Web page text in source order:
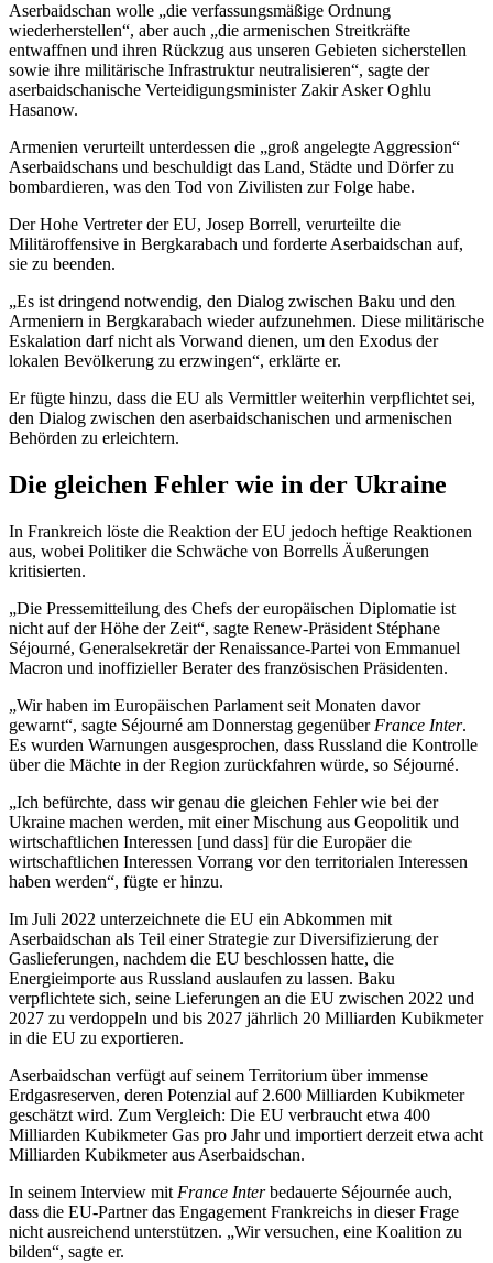
Aserbaidschan wolle „die verfassungsmäßige Ordnung
wiederherstellen“, aber auch „die armenischen Streitkräfte
entwaffnen und ihren Rückzug aus unseren Gebieten sicherstellen
sowie ihre militärische Infrastruktur neutralisieren“, sagte der
aserbaidschanische Verteidigungsminister Zakir Asker Oghlu
Hasanow.
Armenien verurteilt unterdessen die „groß angelegte Aggression“
Aserbaidschans und beschuldigt das Land, Städte und Dörfer zu
bombardieren, was den Tod von Zivilisten zur Folge habe.
Der Hohe Vertreter der EU, Josep Borrell, verurteilte die
Militäroffensive in Bergkarabach und forderte Aserbaidschan auf,
sie zu beenden.
„Es ist dringend notwendig, den Dialog zwischen Baku und den
Armeniern in Bergkarabach wieder aufzunehmen. Diese militärische
Eskalation darf nicht als Vorwand dienen, um den Exodus der
lokalen Bevölkerung zu erzwingen“, erklärte er.
Er fügte hinzu, dass die EU als Vermittler weiterhin verpflichtet sei,
den Dialog zwischen den aserbaidschanischen und armenischen
Behörden zu erleichtern.
Die gleichen Fehler wie in der Ukraine
In Frankreich löste die Reaktion der EU jedoch heftige Reaktionen
aus, wobei Politiker die Schwäche von Borrells Äußerungen
kritisierten.
„Die Pressemitteilung des Chefs der europäischen Diplomatie ist
nicht auf der Höhe der Zeit“, sagte Renew-Präsident Stéphane
Séjourné, Generalsekretär der Renaissance-Partei von Emmanuel
Macron und inoffizieller Berater des französischen Präsidenten.
„Wir haben im Europäischen Parlament seit Monaten davor
gewarnt“, sagte Séjourné am Donnerstag gegenüber France Inter.
Es wurden Warnungen ausgesprochen, dass Russland die Kontrolle
über die Mächte in der Region zurückfahren würde, so Séjourné.
„Ich befürchte, dass wir genau die gleichen Fehler wie bei der
Ukraine machen werden, mit einer Mischung aus Geopolitik und
wirtschaftlichen Interessen [und dass] für die Europäer die
wirtschaftlichen Interessen Vorrang vor den territorialen Interessen
haben werden“, fügte er hinzu.
Im Juli 2022 unterzeichnete die EU ein Abkommen mit
Aserbaidschan als Teil einer Strategie zur Diversifizierung der
Gaslieferungen, nachdem die EU beschlossen hatte, die
Energieimporte aus Russland auslaufen zu lassen. Baku
verpflichtete sich, seine Lieferungen an die EU zwischen 2022 und
2027 zu verdoppeln und bis 2027 jährlich 20 Milliarden Kubikmeter
in die EU zu exportieren.
Aserbaidschan verfügt auf seinem Territorium über immense
Erdgasreserven, deren Potenzial auf 2.600 Milliarden Kubikmeter
geschätzt wird. Zum Vergleich: Die EU verbraucht etwa 400
Milliarden Kubikmeter Gas pro Jahr und importiert derzeit etwa acht
Milliarden Kubikmeter aus Aserbaidschan.
In seinem Interview mit France Interbedauerte Séjournée auch,
dass die EU-Partner das Engagement Frankreichs in dieser Frage
nicht ausreichend unterstützen. „Wir versuchen, eine Koalition zu
bilden“, sagte er.